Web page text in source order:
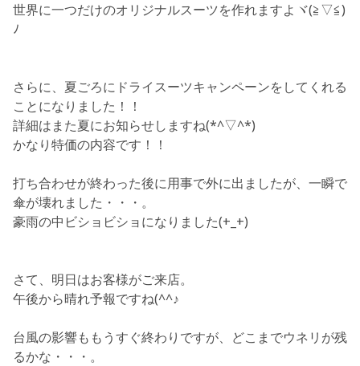
世界に一つだけのオリジナルスーツを作れますよヾ(≧▽≦)
ﾉ
さらに、夏ごろにドライスーツキャンペーンをしてくれる
ことになりました！！
詳細はまた夏にお知らせしますね(*^▽^*)
かなり特価の内容です！！
打ち合わせが終わった後に用事で外に出ましたが、一瞬で
傘が壊れました・・・。
豪雨の中ビショビショになりました(+_+)
さて、明日はお客様がご来店。
午後から晴れ予報ですね(^^♪
台風の影響ももうすぐ終わりですが、どこまでウネリが残
るかな・・・。